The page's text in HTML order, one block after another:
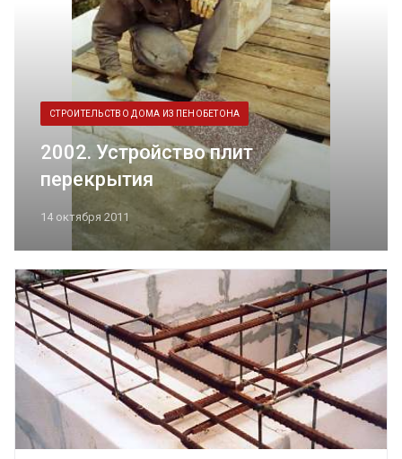
СТРОИТЕЛЬСТВО ДОМА ИЗ ПЕНОБЕТОНА
2002. Устройство плит
перекрытия
14 октября 2011